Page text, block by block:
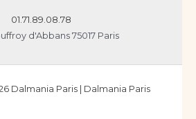
01.71.89.08.78
d'Abbans 75017 Paris
Dalmania Paris | Dalmania Paris